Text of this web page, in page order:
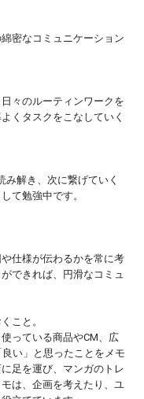
密なコミュニケーション
々のルーティンワークを
くタスクをこなしていく
み解き、次に繋げていく
て勉強中です。
仕様が伝わるかを常に考
できれば、円滑なコミュ
こと。
っている商品やCM、広
い」と思ったことをメモ
足を運び、マンガのトレ
は、企画を考えたり、ユ